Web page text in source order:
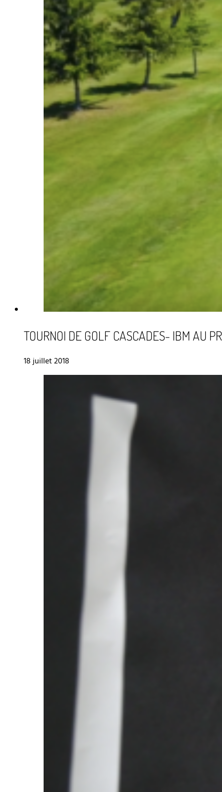
TOURNOI DE GOLF CASCADES- IBM AU
18 juillet 2018